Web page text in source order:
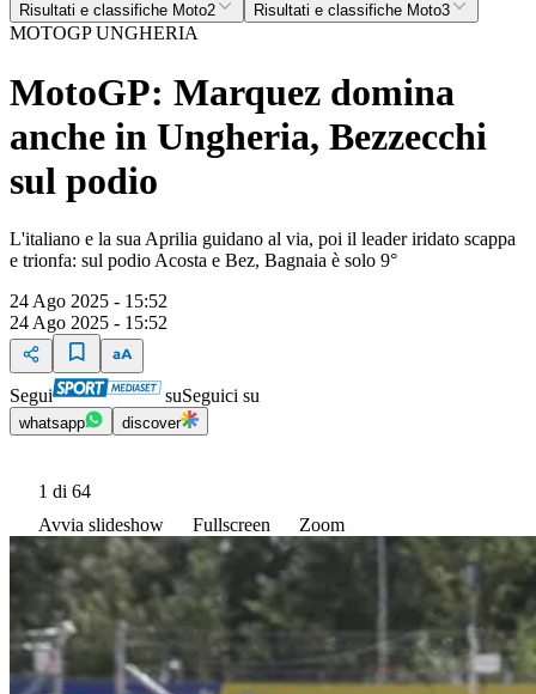
Risultati e classifiche Moto2
Risultati e classifiche Moto3
MOTOGP UNGHERIA
MotoGP: Marquez domina
anche in Ungheria, Bezzecchi
sul podio
L'italiano e la sua Aprilia guidano al via, poi il leader iridato scappa
e trionfa: sul podio Acosta e Bez, Bagnaia è solo 9°
24 Ago 2025 - 15:52
24 Ago 2025 - 15:52
Segui suSeguici su
whatsapp discover
1 di 64
Avvia slideshow
Fullscreen Zoom